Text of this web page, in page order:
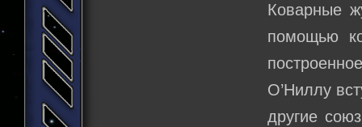
Коварные
помощью
О’Ниллу
другие